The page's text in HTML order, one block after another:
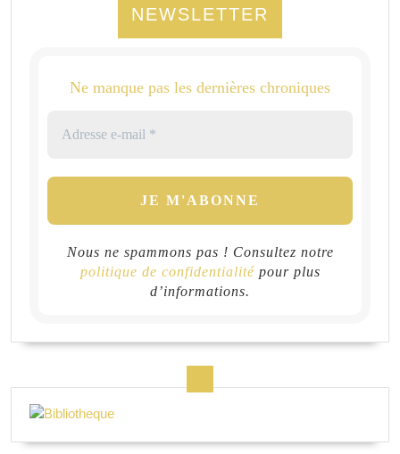
NEWSLETTER
Ne manque pas les dernières chroniques
Nous ne spammons pas ! Consultez notre
politique de confidentialitépour plus
d’informations.